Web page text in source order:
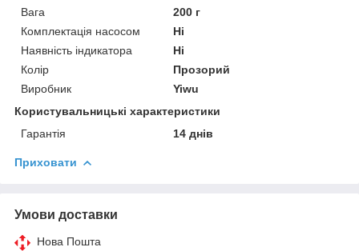
Вага
200 г
Комплектація насосом
Ні
Наявність індикатора
Ні
Колір
Прозорий
Виробник
Yiwu
Користувальницькі характеристики
Гарантія
14 днів
Приховати
Умови доставки
Нова Пошта